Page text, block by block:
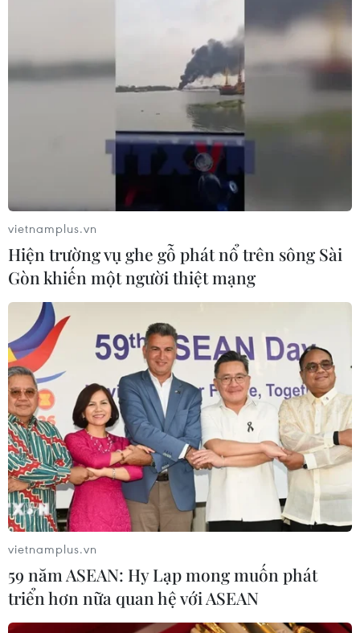
vietnamplus.vn
Hiện trường vụ ghe gỗ phát nổ trên sông Sài
Gòn khiến một người thiệt mạng
vietnamplus.vn
59 năm ASEAN: Hy Lạp mong muốn phát
triển hơn nữa quan hệ với ASEAN